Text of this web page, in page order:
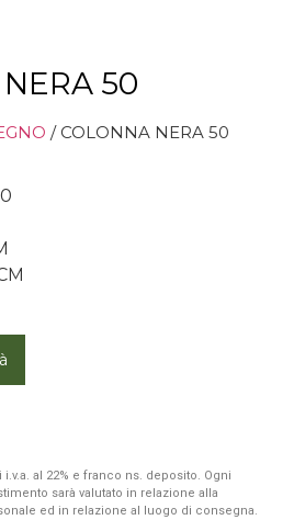
50
/ COLONNA NERA 50
al 22% e franco ns. deposito. Ogni
sarà valutato in relazione alla
ed in relazione al luogo di consegna.